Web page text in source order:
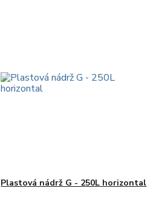
Plastová nádrž G - 250L horizontal